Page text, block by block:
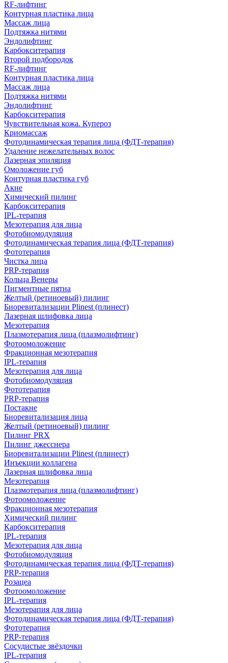
RF-лифтинг
Контурная пластика лица
Массаж лица
Подтяжка нитями
Эндолифтинг
Карбокситерапия
Второй подбородок
RF-лифтинг
Контурная пластика лица
Массаж лица
Подтяжка нитями
Эндолифтинг
Карбокситерапия
Чувствительная кожа. Купероз
Криомассаж
Фотодинамическая терапия лица (ФДТ-терапия)
Удаление нежелательных волос
Лазерная эпиляция
Омоложение губ
Контурная пластика губ
Акне
Химический пилинг
Карбокситерапия
IPL‑терапия
Мезотерапия для лица
Фотобиомодуляция
Фотодинамическая терапия лица (ФДТ-терапия)
Фототерапия
Чистка лица
PRP-терапия
Кольца Венеры
Пигментные пятна
Желтый (ретиноевый) пилинг
Биоревитализации Plinest (плинест)
Лазерная шлифовка лица
Мезотерапия
Плазмотерапия лица (плазмолифтинг)
Фотоомоложение
Фракционная мезотерапия
IPL‑терапия
Мезотерапия для лица
Фотобиомодуляция
Фототерапия
PRP-терапия
Постакне
Биоревитализация лица
Желтый (ретиноевый) пилинг
Пилинг PRX
Пилинг джесснера
Биоревитализации Plinest (плинест)
Инъекции коллагена
Лазерная шлифовка лица
Мезотерапия
Плазмотерапия лица (плазмолифтинг)
Фотоомоложение
Фракционная мезотерапия
Химический пилинг
Карбокситерапия
IPL‑терапия
Мезотерапия для лица
Фотобиомодуляция
Фотодинамическая терапия лица (ФДТ-терапия)
PRP-терапия
Розацеа
Фотоомоложение
IPL‑терапия
Мезотерапия для лица
Фотодинамическая терапия лица (ФДТ-терапия)
Фототерапия
PRP-терапия
Сосудистые звёздочки
IPL‑терапия